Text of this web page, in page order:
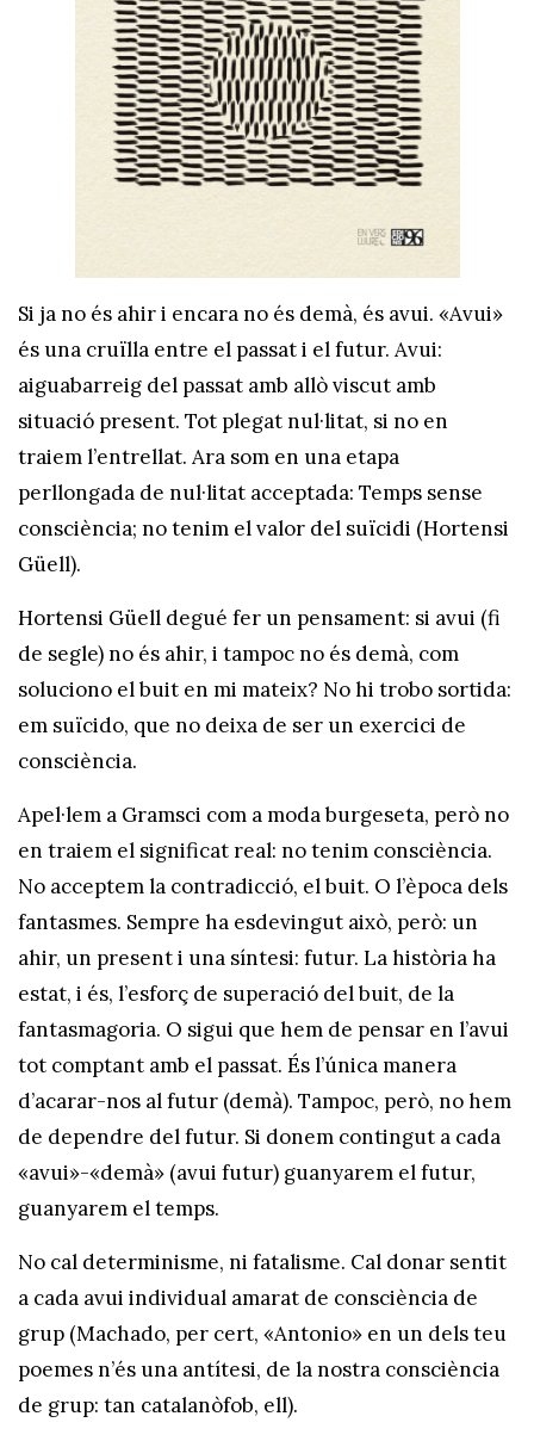
Si ja no és ahir i encara no és demà, és avui. «Avui»
és una cruïlla entre el passat i el futur. Avui:
aiguabarreig del passat amb allò viscut amb
situació present. Tot plegat nul·litat, si no en
traiem l’entrellat. Ara som en una etapa
perllongada de nul·litat acceptada: Temps sense
consciència; no tenim el valor del suïcidi (Hortensi
Güell).
Hortensi Güell degué fer un pensament: si avui (fi
de segle) no és ahir, i tampoc no és demà, com
soluciono el buit en mi mateix? No hi trobo sortida:
em suïcido, que no deixa de ser un exercici de
consciència.
Apel·lem a Gramsci com a moda burgeseta, però no
en traiem el significat real: no tenim consciència.
No acceptem la contradicció, el buit. O l’època dels
fantasmes. Sempre ha esdevingut això, però: un
ahir, un present i una síntesi: futur. La història ha
estat, i és, l’esforç de superació del buit, de la
fantasmagoria. O sigui que hem de pensar en l’avui
tot comptant amb el passat. És l’única manera
d’acarar-nos al futur (demà). Tampoc, però, no hem
de dependre del futur. Si donem contingut a cada
«avui»-«demà» (avui futur) guanyarem el futur,
guanyarem el temps.
No cal determinisme, ni fatalisme. Cal donar sentit
a cada avui individual amarat de consciència de
grup (Machado, per cert, «Antonio» en un dels teu
poemes n’és una antítesi, de la nostra consciència
de grup: tan catalanòfob, ell).